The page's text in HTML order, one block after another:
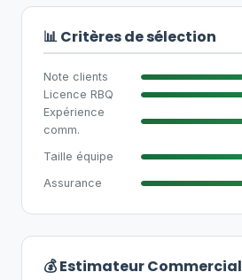
📊 Critères de sélection
Note clients
Licence RBQ
Expérience
comm.
Taille équipe
Assurance
💰 Estimateur Commercial